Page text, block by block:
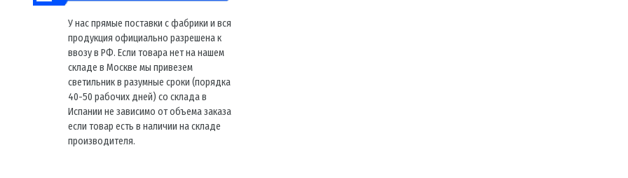
У нас прямые поставки с фабрики и вся
продукция официально разрешена к
ввозу в РФ. Если товара нет на нашем
складе в Москве мы привезем
светильник в разумные сроки (порядка
40-50 рабочих дней) со склада в
Испании не зависимо от объема заказа
если товар есть в наличии на складе
производителя.